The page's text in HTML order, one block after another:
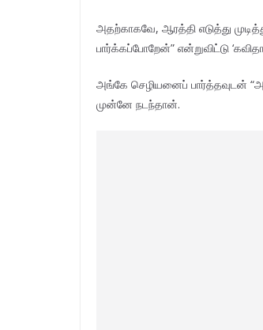
அதற்காகவே, ஆரத்தி எடுத்து
பார்க்கப்போறேன்” என்றுவிட்டு
அங்கே செழியனைப் பார்த்தவுடன்
முன்னே நடந்தான்.